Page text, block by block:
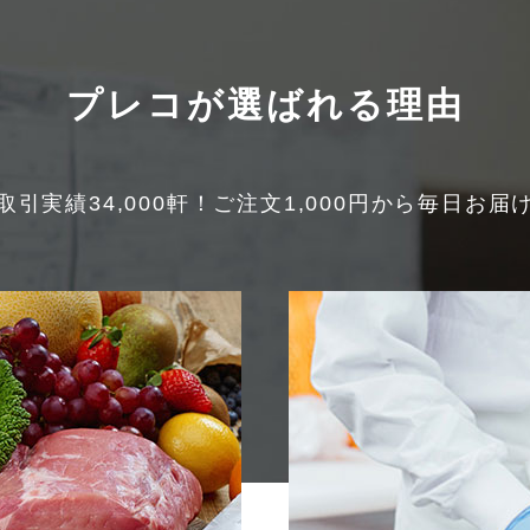
プレコが選ばれる理由
引実績34,000軒！ ご注文1,000円から毎日お届